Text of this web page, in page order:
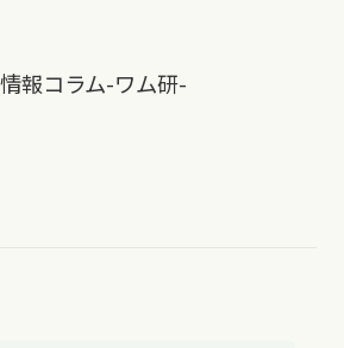
報コラム-ワム研-